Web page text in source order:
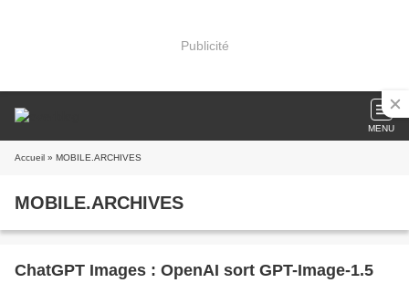
Publicité
MENU
Accueil » MOBILE.ARCHIVES
MOBILE.ARCHIVES
ChatGPT Images : OpenAI sort GPT-Image-1.5